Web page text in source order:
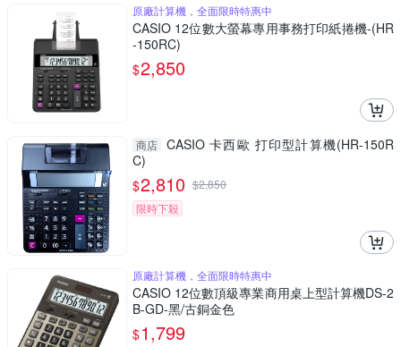
原廠計算機，全面限時特惠中
CASIO 12位數大螢幕專用事務打印紙捲機-(HR
-150RC)
$2,850
商店 CASIO 卡西歐 打印型計算機(HR-150R
C)
$2,810 $2,850
限時下殺
原廠計算機，全面限時特惠中
CASIO 12位數頂級專業商用桌上型計算機DS-2
B-GD-黑/古銅金色
$1,799